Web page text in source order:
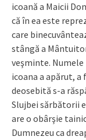
icoană a Maicii
că în ea este
care
stângă a
veşminte.
icoana a apărut,
deosebită s-a
Slujbei sărbătorii
are o obârşie
Dumnezeu ca